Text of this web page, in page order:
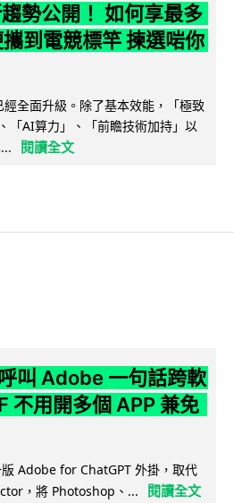
勢公開！ 如何享最多
到電競標竿 揀選啱你
全面升級。除了基本效能，「極致
「AI算力」、「前瞻技術加持」以
閱讀全文
叫 Adobe 一句話跨軟
不用開多個 APP 兼免
Adobe for ChatGPT 外掛，取代
，將 Photoshop、...
閱讀全文